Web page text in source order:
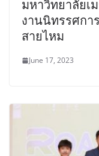
มหาวิทยาลัยเ
งานนิทรรศกา
สายไหม
June 17, 2023